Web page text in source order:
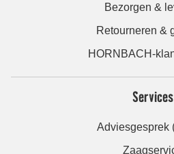
Bezorgen &
Retourneren &
HORNBACH-
Services
Adviesgesprek